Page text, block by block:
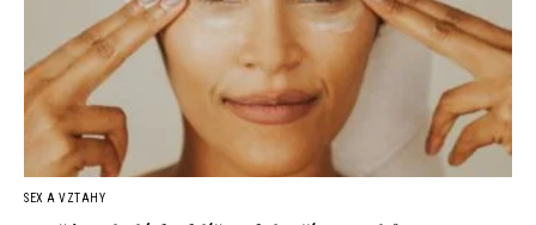
SEX A VZTAHY